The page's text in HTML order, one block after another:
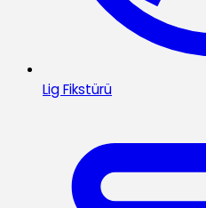
Lig Fikstürü